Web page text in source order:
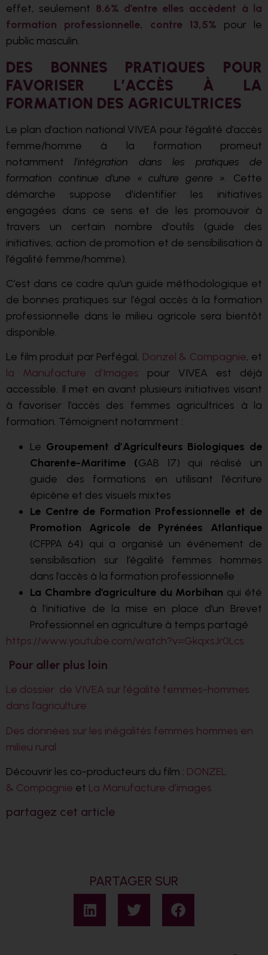
effet, seulement 8.6% d’entre elles accèdent à la
formation professionnelle, contre 13,5% pour le
public masculin.
DES BONNES PRATIQUES POUR
FAVORISER L’ACCÈS À LA
FORMATION DES AGRICULTRICES
Le plan d’action national VIVEA pour l’égalité d’accès
femme/homme à la formation promeut
notammentl’intégration dans les pratiques de
formation continue d’une « culture genre ». Cette
démarche suppose d’identifier les initiatives
engagées dans ce sens et de les promouvoir à
travers un certain nombre d’outils (guide des
initiatives, action de promotion et de sensibilisation à
l’égalité femme/homme).
C’est dans ce cadre qu’un guide méthodologique et
de bonnes pratiques sur l’égal accès à la formation
professionnelle dans le milieu agricole sera bientôt
disponible.
Le film produit par Perfégal, Donzel & Compagnie, et
la Manufacture d’Images pour VIVEA est déjà
accessible. Il met en avant plusieurs initiatives visant
à favoriser l’accès des femmes agricultrices à la
formation. Témoignent notamment :
Le Groupement d’Agriculteurs Biologiques de
Charente-Maritime (GAB 17) qui réalisé un
guide des formations en utilisant l’écriture
épicène et des visuels mixtes
Le Centre de Formation Professionnelle et de
Promotion Agricole de Pyrénées Atlantique
(CFPPA 64) qui a organisé un événement de
sensibilisation sur l’égalité femmes hommes
dans l’accès à la formation professionnelle
La Chambre d’agriculture du Morbihan qui été
à l’initiative de la mise en place d’un Brevet
Professionnel en agriculture à temps partagé
https://www.youtube.com/watch?v=GkqxsJr0Lcs
Pour aller plus loin
Le dossier de VIVEA sur l’égalité femmes-hommes
dans l’agriculture
Des données sur les inégalités femmes hommes en
milieu rural
Découvrir les co-producteurs du film : DONZEL
& Compagnie et La Manufacture d’images
partagez cet article
PARTAGER SUR